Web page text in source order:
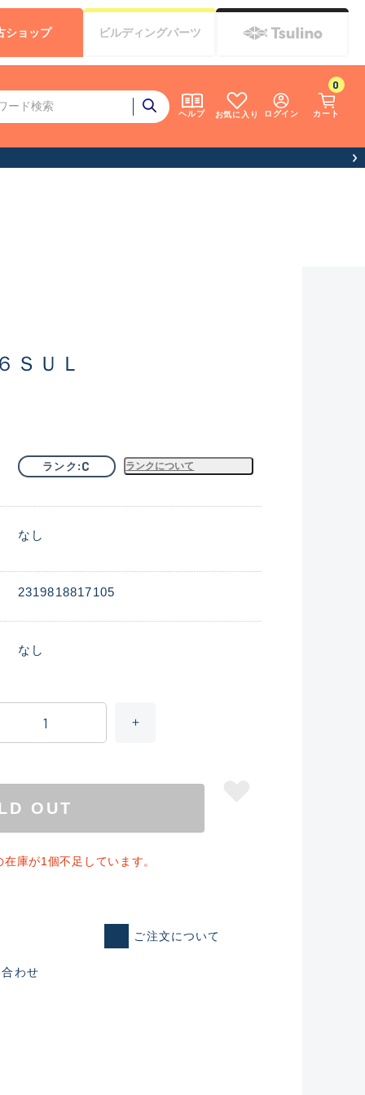
ヘルプ お気に入り ログイン カート
0
ショップ ビルディングパーツ
れた未使用
ＳＵＬ
ランク C ランクについて
なし
2319818817105
なし
OUT
庫が1個不足しています。
ご注文について
わせ